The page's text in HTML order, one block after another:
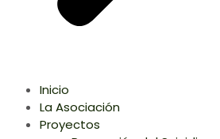
Inicio
La Asociación
Proyectos